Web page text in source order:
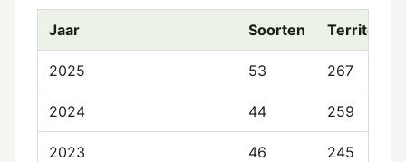
Jaar Soorten Territoria
2025 53 267
2024 44 259
2023 46 245